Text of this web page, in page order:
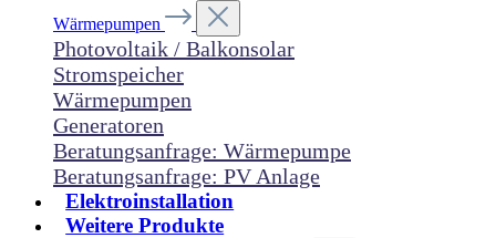
Wärmepumpen
Photovoltaik / Balkonsolar
Stromspeicher
Wärmepumpen
Generatoren
Beratungsanfrage: Wärmepumpe
Beratungsanfrage: PV Anlage
Elektroinstallation
Weitere Produkte